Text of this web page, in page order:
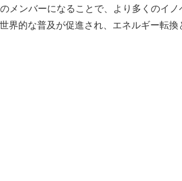
メンバーになることで、より多くのイ
界的な普及が促進され、エネルギー転